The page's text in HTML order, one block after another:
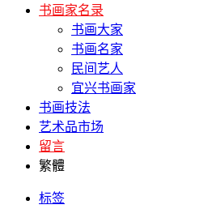
书画家名录
书画大家
书画名家
民间艺人
宜兴书画家
书画技法
艺术品市场
留言
繁體
标签